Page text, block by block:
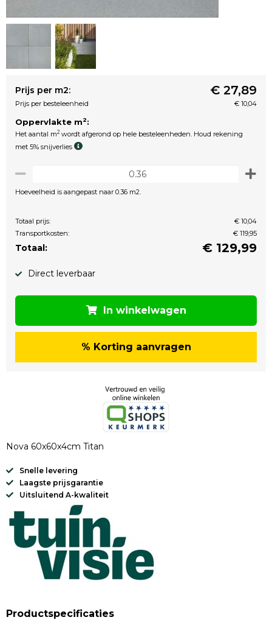
Prijs per m2: € 27,89
Prijs per besteleenheid € 10,04
Oppervlakte m2:
Het aantal m2 wordt afgerond op hele besteleenheden. Houd rekening
met 5% snijverlies
Hoeveelheid is aangepast naar 0.36 m2.
Totaal prijs:
€ 10,04
Transportkosten:
€ 119,95
Totaal: € 129,99
Direct leverbaar
In winkelwagen
% Korting aanvragen
Nova 60x60x4cm Titan
Snelle levering
Laagste prijsgarantie
Uitsluitend A-kwaliteit
Productspecificaties